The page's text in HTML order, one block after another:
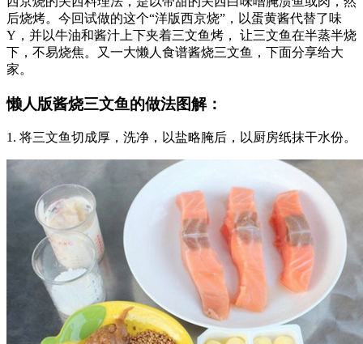
后烧烤。今回试做的这个“洋版西京烧”，以蛋黄酱代替了味
Y，并以牛油和酱汁上下夹着三文鱼烤， 让三文鱼在半蒸半烧
下，不易烧焦。又一大懒人食谱酱烧三文鱼，下面分享给大
家。
懒人版酱烧三文鱼的做法图解：
1. 将三文鱼切成厚，洗净，以盐略腌后，以厨房纸抹干水份。